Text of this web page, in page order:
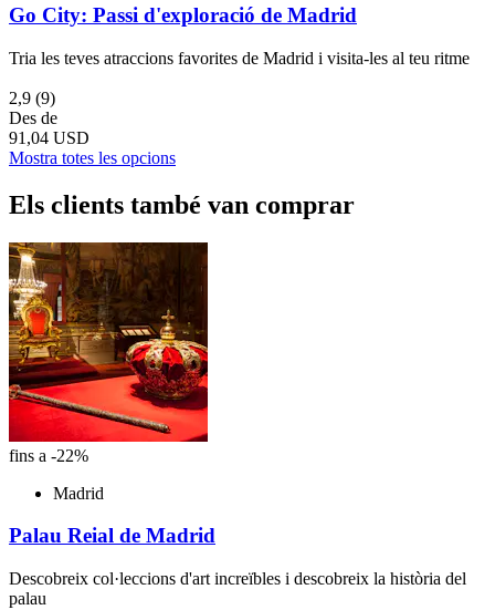
Go City: Passi d'exploració de Madrid
Tria les teves atraccions favorites de Madrid i visita-les al teu ritme
2,9 (9)
Des de
91,04 USD
Mostra totes les opcions
Els clients també van comprar
fins a -22%
Madrid
Palau Reial de Madrid
Descobreix col·leccions d'art increïbles i descobreix la història del
palau